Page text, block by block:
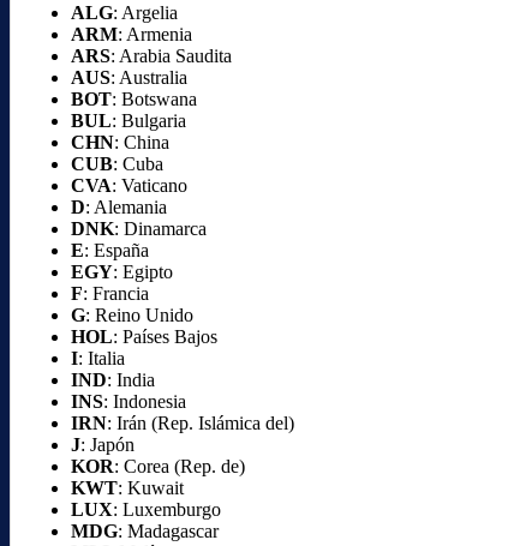
ALG: Argelia
ARM: Armenia
ARS: Arabia Saudita
AUS: Australia
BOT: Botswana
BUL: Bulgaria
CHN: China
CUB: Cuba
CVA: Vaticano
D: Alemania
DNK: Dinamarca
E: España
EGY: Egipto
F: Francia
G: Reino Unido
HOL: Países Bajos
I: Italia
IND: India
INS: Indonesia
IRN: Irán (Rep. Islámica del)
J: Japón
KOR: Corea (Rep. de)
KWT: Kuwait
LUX: Luxemburgo
MDG: Madagascar